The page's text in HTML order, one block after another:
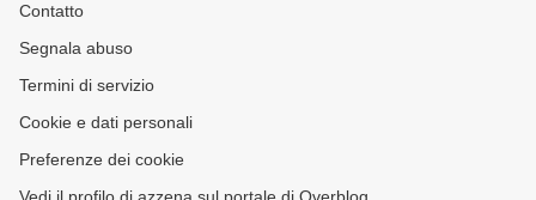
Contatto
Segnala abuso
Termini di servizio
Cookie e dati personali
Preferenze dei cookie